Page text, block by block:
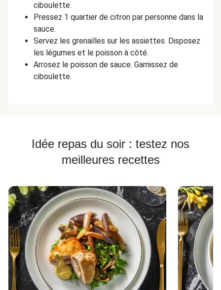
ciboulette.
Pressez 1 quartier de citron par personne dans la
sauce.
Servez les grenailles sur les assiettes. Disposez
les légumes et le poisson à côté.
Arrosez le poisson de sauce. Garnissez de
ciboulette.
Idée repas du soir : testez nos
meilleures recettes